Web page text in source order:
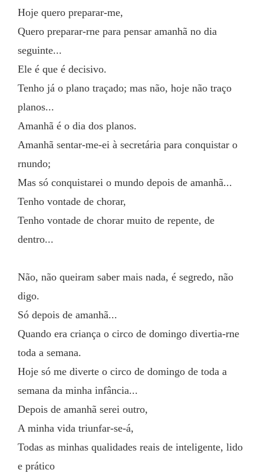
Hoje quero preparar-me,
Quero preparar-rne para pensar amanhã no dia
seguinte...
Ele é que é decisivo.
Tenho já o plano traçado; mas não, hoje não traço
planos...
Amanhã é o dia dos planos.
Amanhã sentar-me-ei à secretária para conquistar o
rnundo;
Mas só conquistarei o mundo depois de amanhã...
Tenho vontade de chorar,
Tenho vontade de chorar muito de repente, de
dentro...
Não, não queiram saber mais nada, é segredo, não
digo.
Só depois de amanhã...
Quando era criança o circo de domingo divertia-rne
toda a semana.
Hoje só me diverte o circo de domingo de toda a
semana da minha infância...
Depois de amanhã serei outro,
A minha vida triunfar-se-á,
Todas as minhas qualidades reais de inteligente, lido
e prático